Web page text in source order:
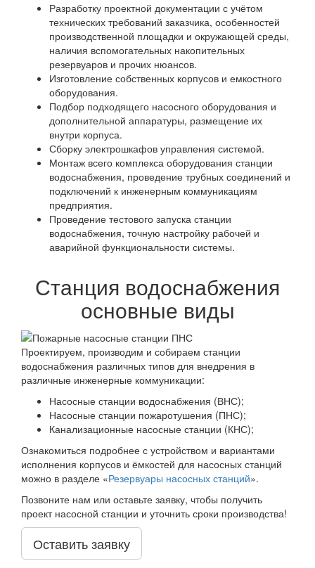
Разработку проектной документации с учётом
технических требований заказчика, особенностей
производственной площадки и окружающей среды,
наличия вспомогательных накопительных
резервуаров и прочих нюансов.
Изготовление собственных корпусов и емкостного
оборудования.
Подбор подходящего насосного оборудования и
дополнительной аппаратуры, размещение их
внутри корпуса.
Сборку электрошкафов управления системой.
Монтаж всего комплекса оборудования станции
водоснабжения, проведение трубных соединений и
подключений к инженерным коммуникациям
предприятия.
Проведение тестового запуска станции
водоснабжения, точную настройку рабочей и
аварийной функциональности системы.
Станция водоснабжения
основные виды
Проектируем, производим и собираем станции
водоснабжения различных типов для внедрения в
различные инженерные коммуникации:
Насосные станции водоснабжения (ВНС);
Насосные станции пожаротушения (ПНС);
Канализационные насосные станции (КНС);
Ознакомиться подробнее с устройством и вариантами
исполнения корпусов и ёмкостей для насосных станций
можно в разделе «Резервуары насосных станций».
Позвоните нам или оставьте заявку, чтобы получить
проект насосной станции и уточнить сроки производства!
Оставить заявку